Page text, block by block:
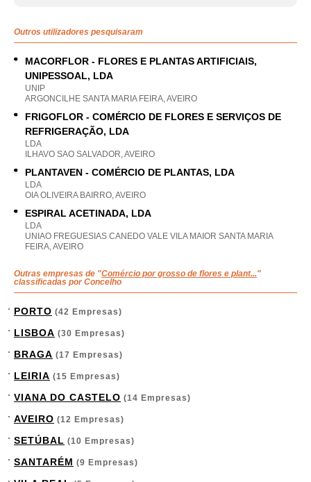
Outros utilizadores pesquisaram
MACORFLOR - FLORES E PLANTAS ARTIFICIAIS,
UNIPESSOAL, LDA
UNIP
ARGONCILHE SANTA MARIA FEIRA, AVEIRO
FRIGOFLOR - COMÉRCIO DE FLORES E SERVIÇOS DE
REFRIGERAÇÃO, LDA
LDA
ILHAVO SAO SALVADOR, AVEIRO
PLANTAVEN - COMÉRCIO DE PLANTAS, LDA
LDA
OIA OLIVEIRA BAIRRO, AVEIRO
ESPIRAL ACETINADA, LDA
LDA
UNIAO FREGUESIAS CANEDO VALE VILA MAIOR SANTA MARIA
FEIRA, AVEIRO
Outras empresas de "Comércio por grosso de flores e plant..."
classificadas por Concelho
PORTO (42 Empresas)
LISBOA (30 Empresas)
BRAGA (17 Empresas)
LEIRIA (15 Empresas)
VIANA DO CASTELO (14 Empresas)
AVEIRO (12 Empresas)
SETÚBAL (10 Empresas)
SANTARÉM (9 Empresas)